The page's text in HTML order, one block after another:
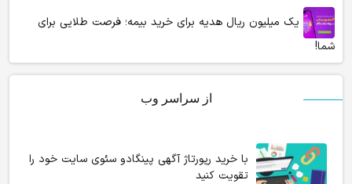
یک میلیون ریال هدیه برای خرید بیمه؛ فرصت طلایی برای
شما!
از سراسر وب
با خرید رپورتاژ آگهی پینگادو سئوی سایت خود را
تقویت کنید